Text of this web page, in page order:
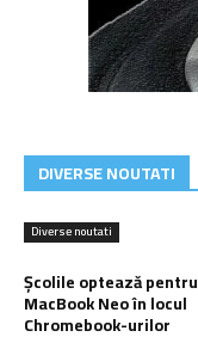
DIVERSE NOUTATI
Diverse noutati
Școlile optează pentru
MacBook Neo în locul
Chromebook-urilor